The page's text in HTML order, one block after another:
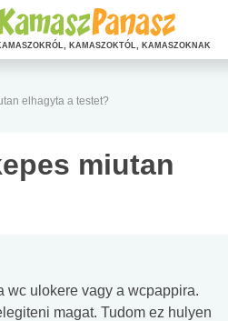
elhagyta a testet?
miutan
wc ulokere vagy a wcpappira.
magat. Tudom ez hulyen
KAMASZOKTÓL, KAMASZOKNAK